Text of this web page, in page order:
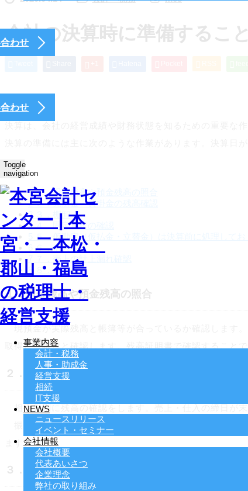
わせ
わせ
Toggle
navigation
事業内容
会計・税務
人事・助成金
経営支援
相続
IT支援
NEWS
ニュースリリース
イベント・セミナー
会社情報
会社概要
代表あいさつ
企業理念
弊社の取り組み
会社の決算時に準備すること
目次
1１．現金残高や預金残高の照合
2２．売掛金・買掛金の残高確認
3３．棚卸
4４．固定資産の確認
５．仮勘定（仮払金・立替金）は決算前に処理してお
6
６．借入金
７．売上の計上漏れ確認
８．まとめ
１．現金残高や預金残高の照合
現預金が実際残高と帳簿等が合っているか確認します。
取得し、帳簿と確認します。残高証明書で確認すること
２．売掛金・買掛金の残高確認
相手先別に残高の確認をします。売上・仕入の締日が
振込手数料や相殺分の計上漏れが無いか、必要に応じ
ます。
３．棚卸